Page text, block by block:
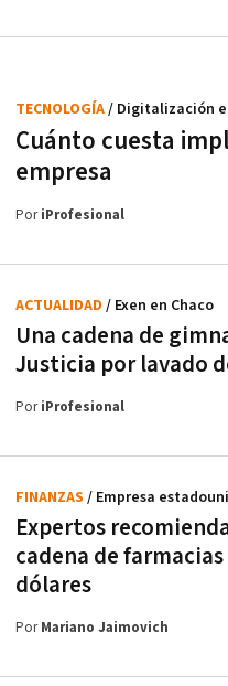
Cuánto cuesta
empresa
TECNOLOGÍA/ Digitalización
PoriProfesional
Una cadena de
Justicia por lavado
ACTUALIDAD / Exen en Chaco
PoriProfesional
Expertos
cadena de
dólares
FINANZAS / Empresa
PorMariano Jaimovich